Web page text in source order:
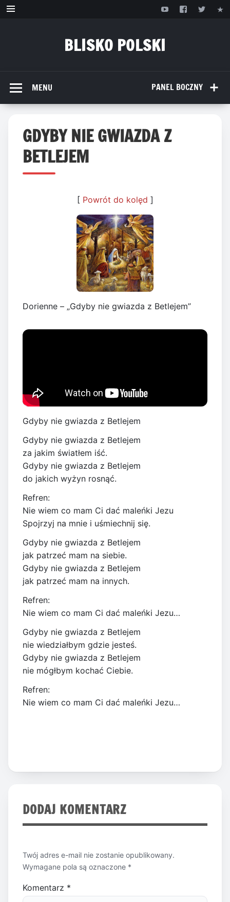
Przejdź
BLISKO POLSKI
PANEL BOCZNY
MENU
GDYBY NIE GWIAZDA Z
BETLEJEM
[ Powrót do kolęd ]
Dorienne – „Gdyby nie gwiazda z Betlejem”
Gdyby nie gwiazda z Betlejem
Gdyby nie gwiazda z Betlejem
za jakim światłem iść.
Gdyby nie gwiazda z Betlejem
do jakich wyżyn rosnąć.
Refren:
Nie wiem co mam Ci dać maleńki Jezu
Spojrzyj na mnie i uśmiechnij się.
Gdyby nie gwiazda z Betlejem
jak patrzeć mam na siebie.
Gdyby nie gwiazda z Betlejem
jak patrzeć mam na innych.
Refren:
Nie wiem co mam Ci dać maleńki Jezu…
Gdyby nie gwiazda z Betlejem
nie wiedziałbym gdzie jesteś.
Gdyby nie gwiazda z Betlejem
nie mógłbym kochać Ciebie.
Refren:
Nie wiem co mam Ci dać maleńki Jezu…
DODAJ KOMENTARZ
Twój adres e-mail nie zostanie opublikowany.
Wymagane pola są oznaczone *
Komentarz *